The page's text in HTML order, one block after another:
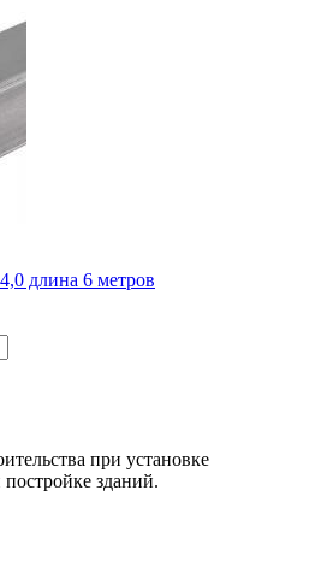
длина 6 метров
при установке
зданий.